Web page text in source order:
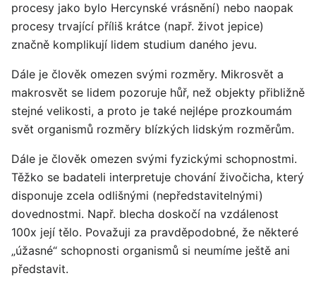
procesy jako bylo Hercynské vrásnění) nebo naopak
procesy trvající příliš krátce (např. život jepice)
značně komplikují lidem studium daného jevu.
Dále je člověk omezen svými rozměry. Mikrosvět a
makrosvět se lidem pozoruje hůř, než objekty přibližně
stejné velikosti, a proto je také nejlépe prozkoumám
svět organismů rozměry blízkých lidským rozměrům.
Dále je člověk omezen svými fyzickými schopnostmi.
Těžko se badateli interpretuje chování živočicha, který
disponuje zcela odlišnými (nepředstavitelnými)
dovednostmi. Např. blecha doskočí na vzdálenost
100x její tělo. Považuji za pravděpodobné, že některé
„úžasné“ schopnosti organismů si neumíme ještě ani
představit.